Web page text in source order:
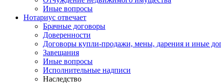
Иные вопросы
Нотариус отвечает
Брачные договоры
Доверенности
Договоры купли-продажи, мены, дарения и иные
Завещания
Иные вопросы
Исполнительные надписи
Наследство